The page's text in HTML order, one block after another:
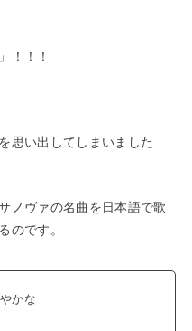
」！！！
を思い出してしまいました
ノヴァの名曲を日本語で歌
のです。
かな